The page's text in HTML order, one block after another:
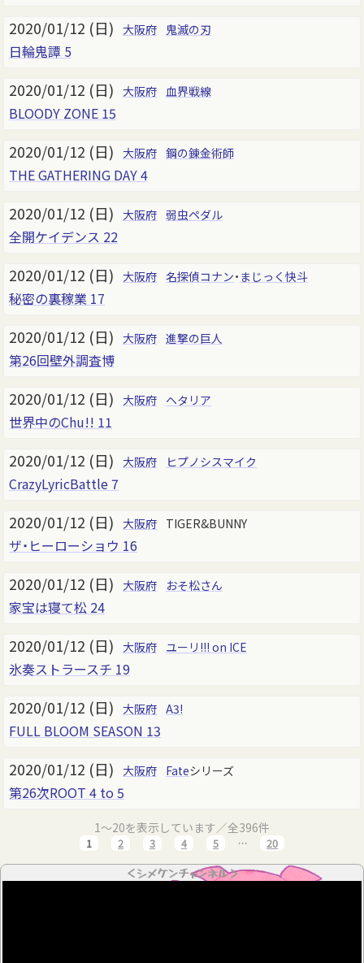
2020/01/12 (日) 大阪府 鬼滅の刃
日輪鬼譚 5
2020/01/12 (日) 大阪府 血界戦線
BLOODY ZONE 15
2020/01/12 (日) 大阪府 鋼の錬金術師
THE GATHERING DAY 4
2020/01/12 (日) 大阪府 弱虫ペダル
全開ケイデンス 22
2020/01/12 (日) 大阪府 名探偵コナン・ まじっく快斗
秘密の裏稼業 17
2020/01/12 (日) 大阪府 進撃の巨人
第26回壁外調査博
2020/01/12 (日) 大阪府 ヘタリア
世界中のChu!! 11
2020/01/12 (日) 大阪府 ヒプノシスマイク
CrazyLyricBattle 7
2020/01/12 (日) 大阪府 TIGER&BUNNY
ザ・ヒーローショウ 16
2020/01/12 (日) 大阪府 おそ松さん
家宝は寝て松 24
2020/01/12 (日) 大阪府 ユーリ!!! on ICE
氷奏ストラースチ 19
2020/01/12 (日) 大阪府 A3!
FULL BLOOM SEASON 13
2020/01/12 (日) 大阪府 Fateシリーズ
第26次ROOT 4 to 5
1～20を表示しています／全396件
1 2 3 4 5 … 20
＜シメケンチャンネル＞